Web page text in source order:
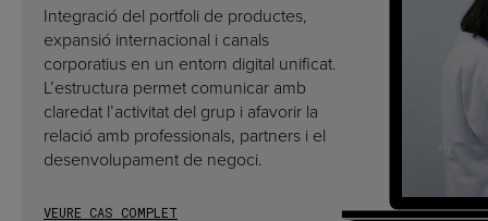
Integració del portfoli de productes,
expansió internacional i canals
corporatius en un entorn digital unificat.
L’estructura permet comunicar amb
claredat l’activitat del grup i afavorir la
relació amb professionals, partners i el
desenvolupament de negoci.
VEURE CAS COMPLET